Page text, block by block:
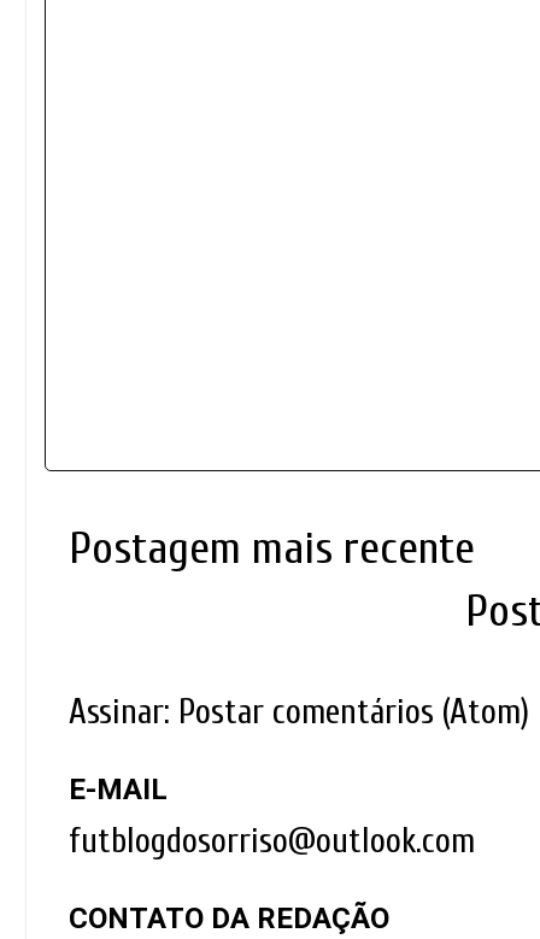
Postagem mais recente
Assinar: Postar comentários (Atom)
E-MAIL
futblogdosorriso@outlook.com
CONTATO DA REDAÇÃO